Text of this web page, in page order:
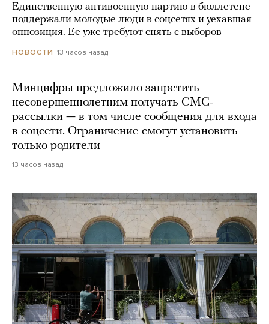
Единственную антивоенную партию в бюллетене
поддержали молодые люди в соцсетях и уехавшая
оппозиция. Ее уже требуют снять с выборов
НОВОСТИ 13 часов назад
Минцифры предложило запретить
несовершеннолетним получать СМС-
рассылки — в том числе сообщения для входа
в соцсети. Ограничение смогут установить
только родители
13 часов назад